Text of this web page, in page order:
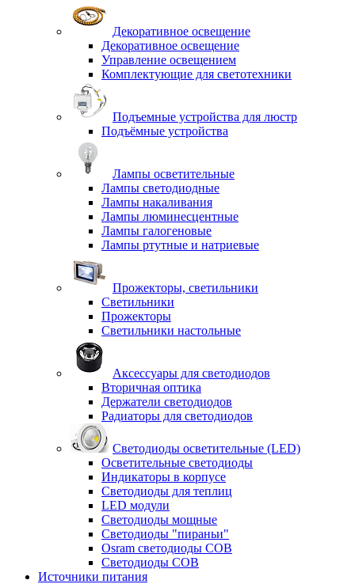
Декоративное освещение
Декоративное освещение
Управление освещением
Комплектующие для светотехники
Подъемные устройства для люстр
Подъёмные устройства
Лампы осветительные
Лампы светодиодные
Лампы накаливания
Лампы люминесцентные
Лампы галогеновые
Лампы ртутные и натриевые
Прожекторы, светильники
Светильники
Прожекторы
Светильники настольные
Аксессуары для светодиодов
Вторичная оптика
Держатели светодиодов
Радиаторы для светодиодов
Светодиоды осветительные (LED)
Осветительные светодиоды
Индикаторы в корпусе
Светодиоды для теплиц
LED модули
Светодиоды мощные
Светодиоды "пираньи"
Osram светодиоды COB
Светодиоды COB
Источники питания